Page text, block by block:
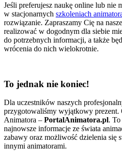
Jeśli preferujesz naukę online lub nie
w stacjonarnych szkoleniach
rozwiązanie. Zapraszamy Cię na
realizować w dogodnym dla siebie
do potrzebnych informacji, a także
wrócenia do nich wielokrotnie.
To jednak nie koniec!
Dla uczestników naszych
przygotowaliśmy wyjątkowy prezent.
Animatora – PortalAnimatora.pl.
najnowsze informacje ze świata
zabawy oraz możliwość dzielenia się
innymi animatorami.